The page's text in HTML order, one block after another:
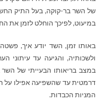
של השר בר-קוקה, בעל התיק
במיעוט, לפיכך הוחלט לזמן את
באותו זמן, השד יודע איך,
ולשכותיה, והגיעה עד עיתוני
במצב בריאותו הבעייתי של
דרמטית עד שהשפיעה אפילו על
המניות הכבדות.